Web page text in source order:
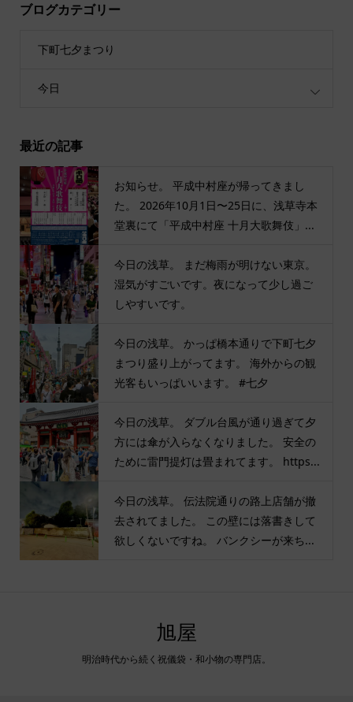
ブログカテゴリー
下町七夕まつり
今日
最近の記事
お知らせ。 平成中村座が帰ってきまし
た。 2026年10月1日〜25日に、浅草寺本
堂裏にて「平成中村座 十月大歌舞伎」...
今日の浅草。 まだ梅雨が明けない東京。
湿気がすごいです。夜になって少し過ご
しやすいです。
今日の浅草。 かっぱ橋本通りで下町七夕
まつり盛り上がってます。 海外からの観
光客もいっぱいいます。 #七夕
今日の浅草。 ダブル台風が通り過ぎて夕
方には傘が入らなくなりました。 安全の
ために雷門提灯は畳まれてます。 https...
今日の浅草。 伝法院通りの路上店舗が撤
去されてました。 この壁には落書きして
欲しくないですね。 バンクシーが来ち...
旭屋
明治時代から続く祝儀袋・和小物の専門店。